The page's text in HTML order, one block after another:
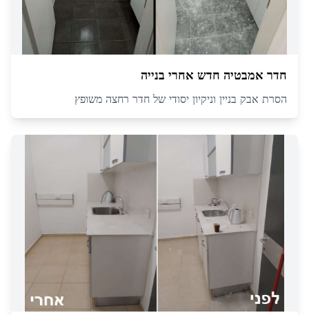
חדר אמבטיה חדש אחרי בנייה
הסרת אבק בניין וניקיון יסודי של חדר רחצה משופץ